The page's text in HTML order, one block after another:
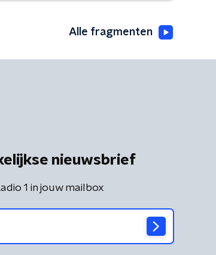
Alle fragmenten
nieuwsbrief
1 in jouw mailbox